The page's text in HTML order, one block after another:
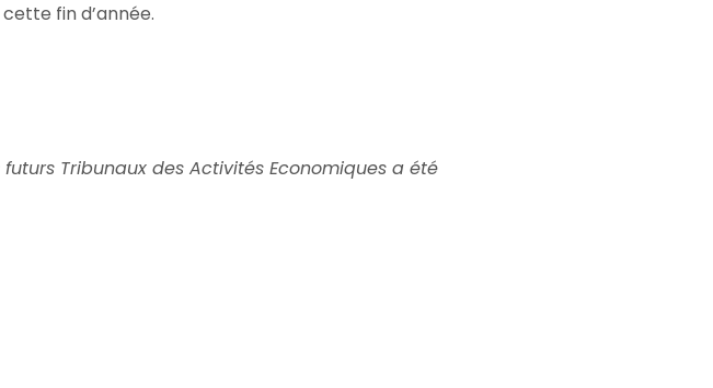
fin d’année.
Tribunaux des Activités Economiques a été